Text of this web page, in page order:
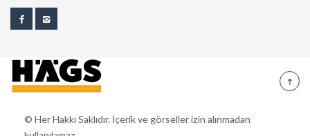
© Her Hakkı Saklıdır. İçerik ve görseller izin alınmadan